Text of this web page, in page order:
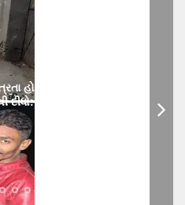
હોય છાતીમાં છરીનો ઘા ઝીકિને
ગુનો નોંધાયો